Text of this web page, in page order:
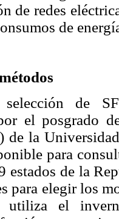
de redes
de
selección de
el posgrado
la
para
estados de la
para elegir los
utiliza el